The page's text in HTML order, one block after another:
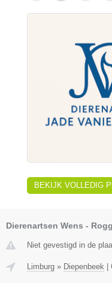
BEKIJK VOLLEDIG
Dierenartsen Wens -
Niet gevestigd in de
Limburg » Diepenbeek